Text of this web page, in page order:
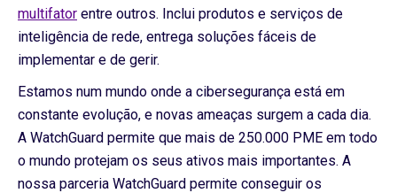
multifator entre outros. Inclui produtos e serviços de
inteligência de rede, entrega soluções fáceis de
implementar e de gerir.
Estamos num mundo onde a cibersegurança está em
constante evolução, e novas ameaças surgem a cada dia.
A WatchGuard permite que mais de 250.000 PME em todo
o mundo protejam os seus ativos mais importantes. A
nossa parceria WatchGuard permite conseguir os